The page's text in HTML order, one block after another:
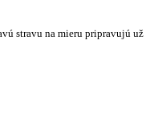
stravu na mieru pripravujú už